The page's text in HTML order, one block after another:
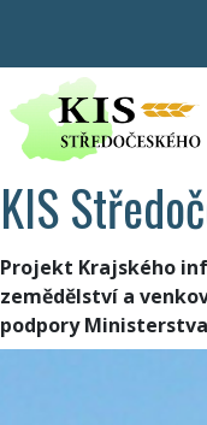
KIS
Projekt Krajského
zemědělství a
podpory